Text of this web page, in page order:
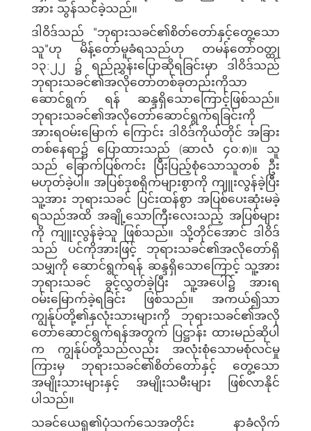
အား သွန်သင်ခဲ့သည်။
ဒါဝိဒ်သည် "ဘုရားသခင်၏စိတ်တော်နှင့်တွေ့သော
သူ"ဟု မိန့်တော်မူခံရသည်ဟု တမန်တော်ဝတ္ထု
၁၃:၂၂ ၌ ရည်ညွှန်းပြောဆိုရခြင်းမှာ ဒါဝိဒ်သည်
ဘုရားသခင်၏အလိုတော်တစ်ခုတည်းကိုသာ
ဆောင်ရွက် ရန် ဆန္ဒရှိသောကြောင့်ဖြစ်သည်။
ဘုရားသခင်၏အလိုတော်ဆောင်ရွက်ရခြင်းကို
အားရဝမ်းမြောက် ကြောင်း ဒါဝိဒ်ကိုယ်တိုင် အခြား
တစ်နေရာ၌ ပြောထားသည် (ဆာလံ ၄ဝ:၈)။ သူ
သည် ခြောက်ပြစ်ကင်း ပြီးပြည့်စုံသောသူတစ် ဦး
မဟုတ်ခဲ့ပါ။ အပြစ်ဒုစရိုက်များစွာကို ကျူးလွန်ခဲ့ပြီး
သူ့အား ဘုရားသခင် ပြင်းထန်စွာ အပြစ်ပေးဆုံးမခဲ့
ရသည်အထိ အချို့သောကြီးလေးသည့် အပြစ်များ
ကို ကျူးလွန်ခဲ့သူ ဖြစ်သည်။ သို့တိုင်အောင် ဒါဝိဒ်
သည် ပင်ကိုအားဖြင့် ဘုရားသခင်၏အလိုတော်ရှိ
သမျှကို ဆောင်ရွက်ရန် ဆန္ဒရှိသောကြောင့် သူ့အား
ဘုရားသခင် ခွင့်လွှတ်ခဲ့ပြီး သူ့အပေါ်၌ အားရ
ဝမ်းမြောက်ခဲ့ရခြင်း ဖြစ်သည်။ အကယ်၍သာ
ကျွန်ုပ်တို့၏နှလုံးသားများကို ဘုရားသခင်၏အလို
တော်ဆောင်ရွက်ရန်အတွက် ပြဋ္ဌာန်း ထားမည်ဆိုပါ
က ကျွန်ုပ်တို့သည်လည်း အလုံးစုံသောမစုံလင်မှု
ကြားမှ ဘုရားသခင်၏စိတ်တော်နှင့် တွေ့သော
အမျိုးသားများနှင့် အမျိုးသမီးများ ဖြစ်လာနိုင်
ပါသည်။
သခင်ယေရှု၏ပုံသက်သေအတိုင်း နာခံလိုက်